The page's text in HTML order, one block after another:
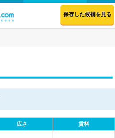
保存した候補を見る
広さ 賃料